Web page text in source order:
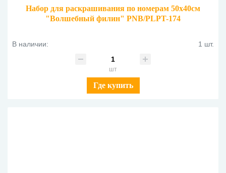
Набор для раскрашивания по номерам 50х40см
"Волшебный филин" PNB/PLPT-174
В наличии: 1 шт.
шт
Где купить